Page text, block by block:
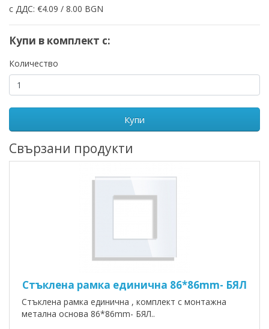
с ДДС: €4.09 / 8.00 BGN
Купи в комплект с:
Количество
Купи
Свързани продукти
Стъклена рамка единична 86*86mm- БЯЛ
Стъклена рамка единична , комплект с монтажна
метална основа 86*86mm- БЯЛ..